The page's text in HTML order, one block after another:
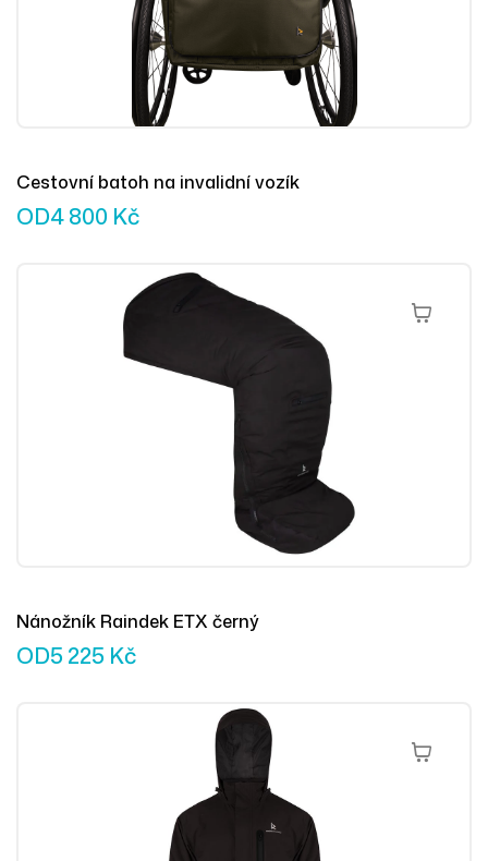
Cestovní batoh na invalidní vozík
OD4 800 Kč
Výběr
Nánožník Raindek ETX černý
OD5 225 Kč
Výběr